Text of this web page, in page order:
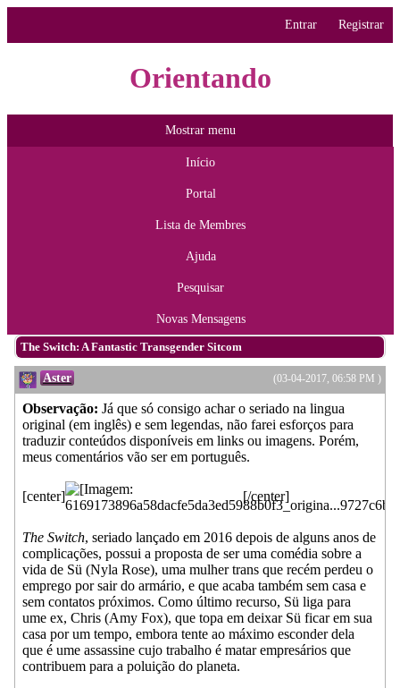
Entrar Registrar
Orientando
Mostrar menu
Início
Portal
Lista de Membres
Ajuda
Pesquisar
Novas Mensagens
The Switch: A Fantastic Transgender Sitcom
(03-04-2017, 06:58 PM )
Aster
Observação: Já que só consigo achar o seriado na lingua
original (em inglês) e sem legendas, não farei esforços para
traduzir conteúdos disponíveis em links ou imagens. Porém,
meus comentários vão ser em português.
[center] [/center]
The Switch, seriado lançado em 2016 depois de alguns anos de
complicações, possui a proposta de ser uma comédia sobre a
vida de Sü (Nyla Rose), uma mulher trans que recém perdeu o
emprego por sair do armário, e que acaba também sem casa e
sem contatos próximos. Como último recurso, Sü liga para
ume ex, Chris (Amy Fox), que topa em deixar Sü ficar em sua
casa por um tempo, embora tente ao máximo esconder dela
que é ume assassine cujo trabalho é matar empresários que
contribuem para a poluição do planeta.